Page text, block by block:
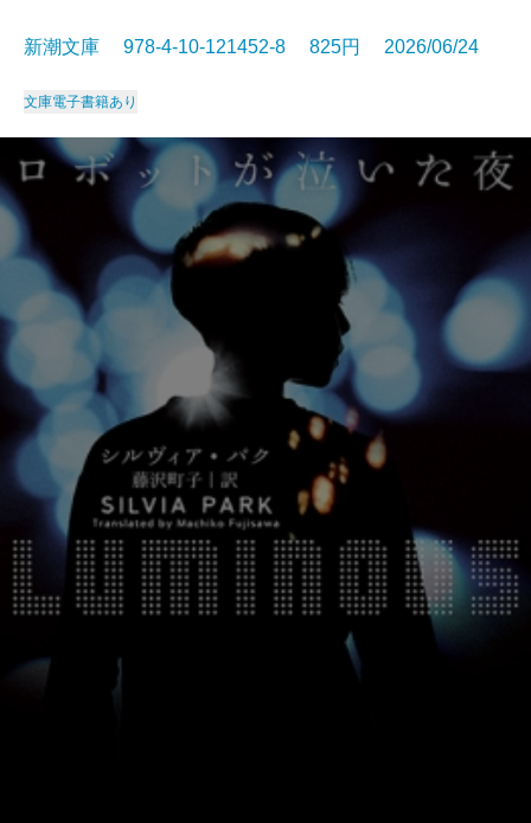
新潮文庫 978-4-10-121452-8 825円 2026/06/24
文庫電子書籍あり